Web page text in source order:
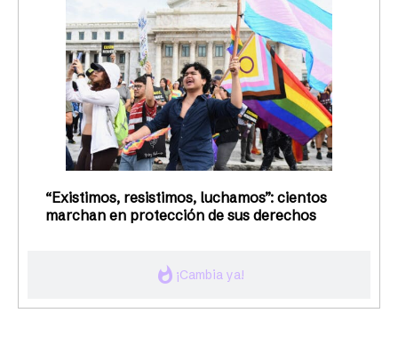
whatshot ¡Cambia ya!
“Existimos, resistimos, luchamos”: cientos
marchan en protección de sus derechos